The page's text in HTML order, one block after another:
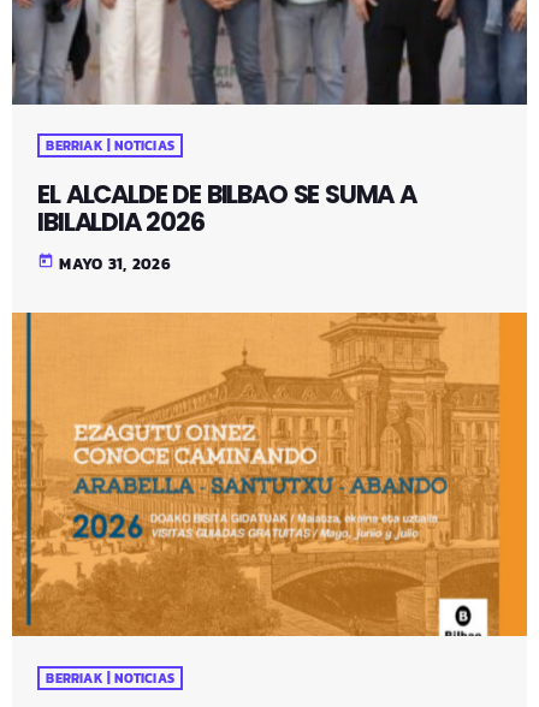
BERRIAK | NOTICIAS
EL ALCALDE DE BILBAO SE SUMA A
IBILALDIA 2026
today MAYO 31, 2026
BERRIAK | NOTICIAS